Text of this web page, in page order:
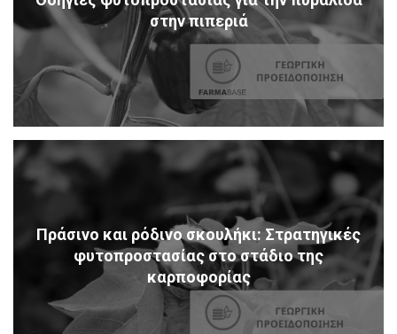
στην πιπεριά
Πράσινο και ρόδινο σκουλήκι: Στρατηγικές
φυτοπροστασίας στο στάδιο της
καρποφορίας